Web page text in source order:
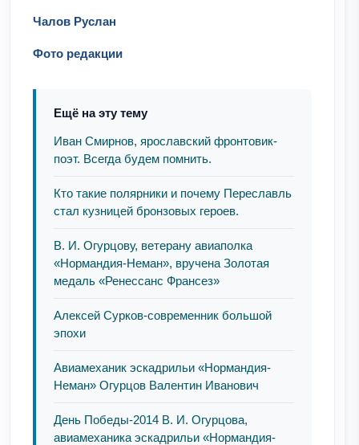
Чалов Руслан
Фото редакции
Ещё на эту тему
Иван Смирнов, ярославский фронтовик-
поэт. Всегда будем помнить.
Кто такие полярники и почему Переславль
стал кузницей бронзовых героев.
В. И. Огурцову, ветерану авиаполка
«Нормандия-Неман», вручена Золотая
медаль «Ренессанс Франсез»
Алексей Сурков-современник большой
эпохи
Авиамеханик эскадрильи «Нормандия-
Неман» Огурцов Валентин Иванович
День Победы-2014 В. И. Огурцова,
авиамеханика эскадрильи «Нормандия-